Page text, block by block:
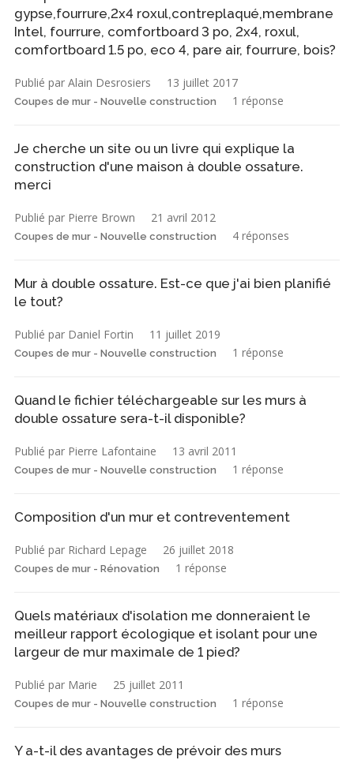
gypse,fourrure,2x4 roxul,contreplaqué,membrane
Intel, fourrure, comfortboard 3 po, 2x4, roxul,
comfortboard 1.5 po, eco 4, pare air, fourrure, bois?
Publié par Alain Desrosiers 13 juillet 2017
Coupes de mur - Nouvelle construction 1 réponse
Je cherche un site ou un livre qui explique la
construction d'une maison à double ossature.
merci
Publié par Pierre Brown 21 avril 2012
Coupes de mur - Nouvelle construction 4 réponses
Mur à double ossature. Est-ce que j'ai bien planifié
le tout?
Publié par Daniel Fortin 11 juillet 2019
Coupes de mur - Nouvelle construction 1 réponse
Quand le fichier téléchargeable sur les murs à
double ossature sera-t-il disponible?
Publié par Pierre Lafontaine 13 avril 2011
Coupes de mur - Nouvelle construction 1 réponse
Composition d'un mur et contreventement
Publié par Richard Lepage 26 juillet 2018
Coupes de mur - Rénovation 1 réponse
Quels matériaux d'isolation me donneraient le
meilleur rapport écologique et isolant pour une
largeur de mur maximale de 1 pied?
Publié par Marie 25 juillet 2011
Coupes de mur - Nouvelle construction 1 réponse
Y a-t-il des avantages de prévoir des murs